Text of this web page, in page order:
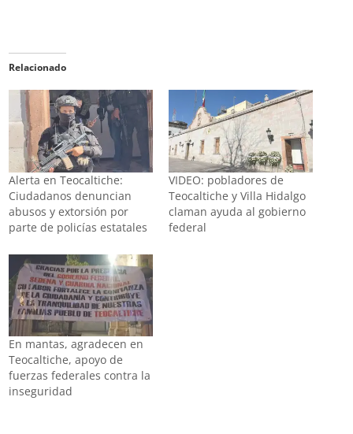
Relacionado
Alerta en Teocaltiche:
Ciudadanos denuncian
abusos y extorsión por
parte de policías estatales
VIDEO: pobladores de
Teocaltiche y Villa Hidalgo
claman ayuda al gobierno
federal
En mantas, agradecen en
Teocaltiche, apoyo de
fuerzas federales contra la
inseguridad